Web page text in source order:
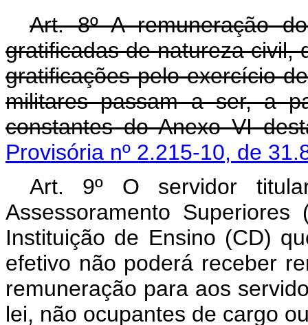
Art. 8º A remuneração
gratificadas de natureza civil,
gratificações pelo exercício
militares passam a ser, a
constantes do Anexo VI
Provisória nº 2.215-10, de
Art. 9º O servidor
Assessoramento
Instituição de Ensino (CD)
efetivo não poderá receber
remuneração para aos
lei, não ocupantes de cargo